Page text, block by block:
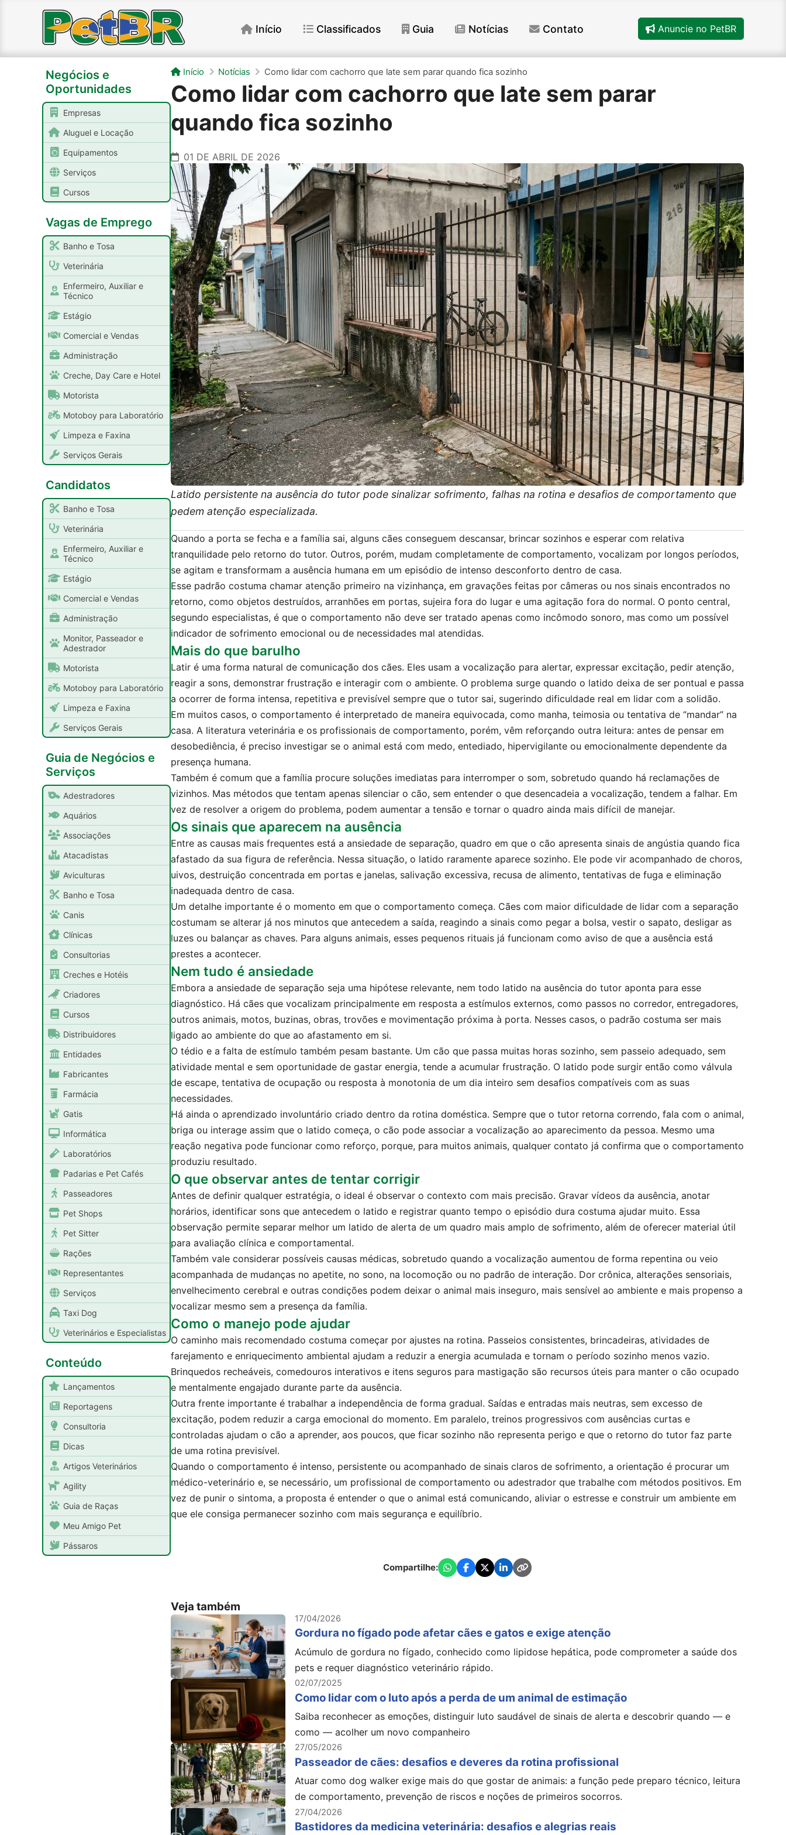
Início Classificados Guia Notícias Contato Anuncie no PetBR
Negócios e
Oportunidades
Empresas
Aluguel e Locação
Equipamentos
Serviços
Cursos
Vagas de Emprego
Banho e Tosa
Veterinária
Enfermeiro, Auxiliar e
Técnico
Estágio
Comercial e Vendas
Administração
Creche, Day Care e Hotel
Motorista
Motoboy para Laboratório
Limpeza e Faxina
Serviços Gerais
Candidatos
Banho e Tosa
Veterinária
Enfermeiro, Auxiliar e
Técnico
Estágio
Comercial e Vendas
Administração
Monitor, Passeador e
Adestrador
Motorista
Motoboy para Laboratório
Limpeza e Faxina
Serviços Gerais
Guia de Negócios e
Serviços
Adestradores
Aquários
Associações
Atacadistas
Aviculturas
Banho e Tosa
Canis
Clínicas
Consultorias
Creches e Hotéis
Criadores
Cursos
Distribuidores
Entidades
Fabricantes
Farmácia
Gatis
Informática
Laboratórios
Padarias e Pet Cafés
Passeadores
Pet Shops
Pet Sitter
Rações
Representantes
Serviços
Taxi Dog
Veterinários e Especialistas
Conteúdo
Lançamentos
Reportagens
Consultoria
Dicas
Artigos Veterinários
Agility
Guia de Raças
Meu Amigo Pet
Pássaros
Início Notícias Como lidar com cachorro que late sem parar quando fica sozinho
Como lidar com cachorro que late sem parar
quando fica sozinho
01 DE ABRIL DE 2026
Latido persistente na ausência do tutor pode sinalizar sofrimento, falhas na rotina e desafios de comportamento que
pedem atenção especializada.
Quando a porta se fecha e a família sai, alguns cães conseguem descansar, brincar sozinhos e esperar com relativa
tranquilidade pelo retorno do tutor. Outros, porém, mudam completamente de comportamento, vocalizam por longos períodos,
se agitam e transformam a ausência humana em um episódio de intenso desconforto dentro de casa.
Esse padrão costuma chamar atenção primeiro na vizinhança, em gravações feitas por câmeras ou nos sinais encontrados no
retorno, como objetos destruídos, arranhões em portas, sujeira fora do lugar e uma agitação fora do normal. O ponto central,
segundo especialistas, é que o comportamento não deve ser tratado apenas como incômodo sonoro, mas como um possível
indicador de sofrimento emocional ou de necessidades mal atendidas.
Mais do que barulho
Latir é uma forma natural de comunicação dos cães. Eles usam a vocalização para alertar, expressar excitação, pedir atenção,
reagir a sons, demonstrar frustração e interagir com o ambiente. O problema surge quando o latido deixa de ser pontual e passa
a ocorrer de forma intensa, repetitiva e previsível sempre que o tutor sai, sugerindo dificuldade real em lidar com a solidão.
Em muitos casos, o comportamento é interpretado de maneira equivocada, como manha, teimosia ou tentativa de “mandar” na
casa. A literatura veterinária e os profissionais de comportamento, porém, vêm reforçando outra leitura: antes de pensar em
desobediência, é preciso investigar se o animal está com medo, entediado, hipervigilante ou emocionalmente dependente da
presença humana.
Também é comum que a família procure soluções imediatas para interromper o som, sobretudo quando há reclamações de
vizinhos. Mas métodos que tentam apenas silenciar o cão, sem entender o que desencadeia a vocalização, tendem a falhar. Em
vez de resolver a origem do problema, podem aumentar a tensão e tornar o quadro ainda mais difícil de manejar.
Os sinais que aparecem na ausência
Entre as causas mais frequentes está a ansiedade de separação, quadro em que o cão apresenta sinais de angústia quando fica
afastado da sua figura de referência. Nessa situação, o latido raramente aparece sozinho. Ele pode vir acompanhado de choros,
uivos, destruição concentrada em portas e janelas, salivação excessiva, recusa de alimento, tentativas de fuga e eliminação
inadequada dentro de casa.
Um detalhe importante é o momento em que o comportamento começa. Cães com maior dificuldade de lidar com a separação
costumam se alterar já nos minutos que antecedem a saída, reagindo a sinais como pegar a bolsa, vestir o sapato, desligar as
luzes ou balançar as chaves. Para alguns animais, esses pequenos rituais já funcionam como aviso de que a ausência está
prestes a acontecer.
Nem tudo é ansiedade
Embora a ansiedade de separação seja uma hipótese relevante, nem todo latido na ausência do tutor aponta para esse
diagnóstico. Há cães que vocalizam principalmente em resposta a estímulos externos, como passos no corredor, entregadores,
outros animais, motos, buzinas, obras, trovões e movimentação próxima à porta. Nesses casos, o padrão costuma ser mais
ligado ao ambiente do que ao afastamento em si.
O tédio e a falta de estímulo também pesam bastante. Um cão que passa muitas horas sozinho, sem passeio adequado, sem
atividade mental e sem oportunidade de gastar energia, tende a acumular frustração. O latido pode surgir então como válvula
de escape, tentativa de ocupação ou resposta à monotonia de um dia inteiro sem desafios compatíveis com as suas
necessidades.
Há ainda o aprendizado involuntário criado dentro da rotina doméstica. Sempre que o tutor retorna correndo, fala com o animal,
briga ou interage assim que o latido começa, o cão pode associar a vocalização ao aparecimento da pessoa. Mesmo uma
reação negativa pode funcionar como reforço, porque, para muitos animais, qualquer contato já confirma que o comportamento
produziu resultado.
O que observar antes de tentar corrigir
Antes de definir qualquer estratégia, o ideal é observar o contexto com mais precisão. Gravar vídeos da ausência, anotar
horários, identificar sons que antecedem o latido e registrar quanto tempo o episódio dura costuma ajudar muito. Essa
observação permite separar melhor um latido de alerta de um quadro mais amplo de sofrimento, além de oferecer material útil
para avaliação clínica e comportamental.
Também vale considerar possíveis causas médicas, sobretudo quando a vocalização aumentou de forma repentina ou veio
acompanhada de mudanças no apetite, no sono, na locomoção ou no padrão de interação. Dor crônica, alterações sensoriais,
envelhecimento cerebral e outras condições podem deixar o animal mais inseguro, mais sensível ao ambiente e mais propenso a
vocalizar mesmo sem a presença da família.
Como o manejo pode ajudar
O caminho mais recomendado costuma começar por ajustes na rotina. Passeios consistentes, brincadeiras, atividades de
farejamento e enriquecimento ambiental ajudam a reduzir a energia acumulada e tornam o período sozinho menos vazio.
Brinquedos recheáveis, comedouros interativos e itens seguros para mastigação são recursos úteis para manter o cão ocupado
e mentalmente engajado durante parte da ausência.
Outra frente importante é trabalhar a independência de forma gradual. Saídas e entradas mais neutras, sem excesso de
excitação, podem reduzir a carga emocional do momento. Em paralelo, treinos progressivos com ausências curtas e
controladas ajudam o cão a aprender, aos poucos, que ficar sozinho não representa perigo e que o retorno do tutor faz parte
de uma rotina previsível.
Quando o comportamento é intenso, persistente ou acompanhado de sinais claros de sofrimento, a orientação é procurar um
médico-veterinário e, se necessário, um profissional de comportamento ou adestrador que trabalhe com métodos positivos. Em
vez de punir o sintoma, a proposta é entender o que o animal está comunicando, aliviar o estresse e construir um ambiente em
que ele consiga permanecer sozinho com mais segurança e equilíbrio.
Compartilhe: WhatsApp
Facebook
X LinkedInCopiar link
Veja também
17/04/2026
Gordura no fígado pode afetar cães e gatos e exige atenção
Acúmulo de gordura no fígado, conhecido como lipidose hepática, pode comprometer a saúde dos
pets e requer diagnóstico veterinário rápido.
02/07/2025
Como lidar com o luto após a perda de um animal de estimação
Saiba reconhecer as emoções, distinguir luto saudável de sinais de alerta e descobrir quando — e
como — acolher um novo companheiro
27/05/2026
Passeador de cães: desafios e deveres da rotina profissional
Atuar como dog walker exige mais do que gostar de animais: a função pede preparo técnico, leitura
de comportamento, prevenção de riscos e noções de primeiros socorros.
27/04/2026
Bastidores da medicina veterinária: desafios e alegrias reais